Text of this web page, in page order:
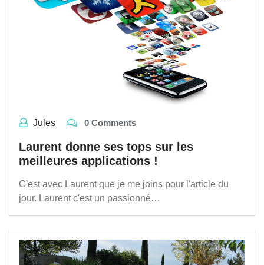
Jules 0 Comments
Laurent donne ses tops sur les
meilleures applications !
C'est avec Laurent que je me joins pour l'article du
jour. Laurent c'est un passionné…